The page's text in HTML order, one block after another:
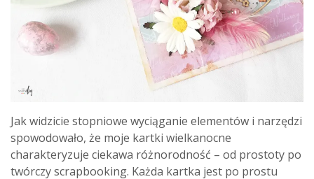
Jak widzicie stopniowe wyciąganie elementów i narzędzi
spowodowało, że moje kartki wielkanocne
charakteryzuje ciekawa różnorodność – od prostoty po
twórczy scrapbooking. Każda kartka jest po prostu